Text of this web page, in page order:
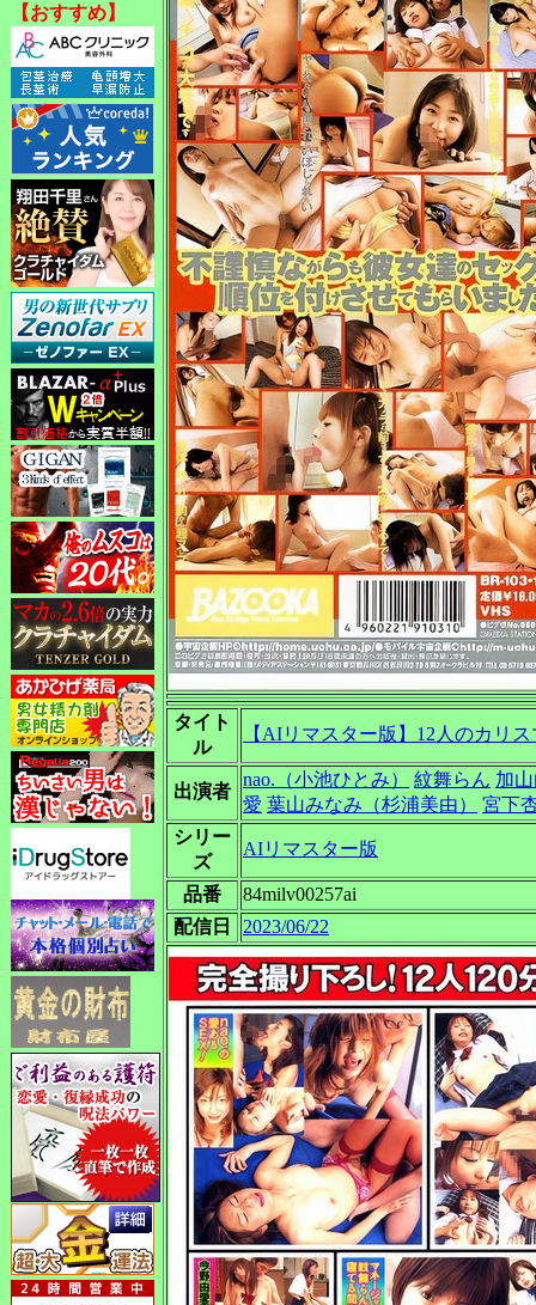
【おすすめ】
タイト
ル
【AIリマスター版】12人のカリ
出演者
nao.（小池ひとみ） 紋舞らん 加
愛 葉山みなみ（杉浦美由）
宮下
シリー
ズ
AIリマスター版
品番
84milv00257ai
配信日
2023/06/22